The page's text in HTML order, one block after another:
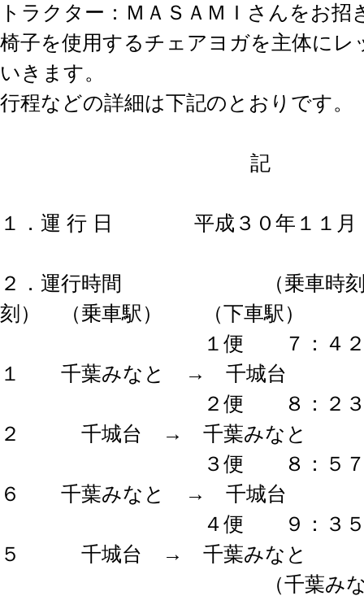
トラクター：ＭＡＳＡＭＩさんをお招
椅子を使用するチェアヨガを主体にレ
いきます。
行程などの詳細は下記のとおりです。
記
１．運 行 日 平成３０年１１月
２．運行時間 （乗車時刻）
刻） （乗車駅） （下車駅）
１便 ７：４２ ～
１ 千葉みなと → 千城台
２便 ８：２３ ～
２ 千城台 → 千葉みなと
３便 ８：５７ ～
６ 千葉みなと → 千城台
４便 ９：３５ ～
５ 千城台 → 千葉みなと
（千葉みなと駅